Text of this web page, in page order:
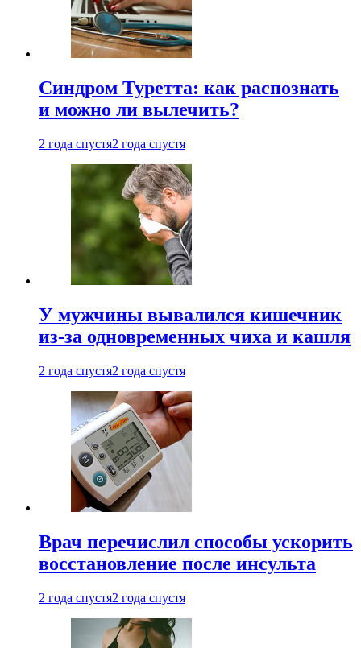
Синдром Туретта: как распознать
и можно ли вылечить?
2 года спустя2 года спустя
У мужчины вывалился кишечник
из-за одновременных чиха и кашля
2 года спустя2 года спустя
Врач перечислил способы ускорить
восстановление после инсульта
2 года спустя2 года спустя